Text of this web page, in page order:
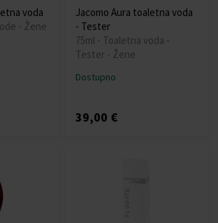
voda
- Žene
Jacomo Aura toaletna voda
- Tester
75ml - Toaletna voda -
Tester - Žene
Dostupno
39,00 €